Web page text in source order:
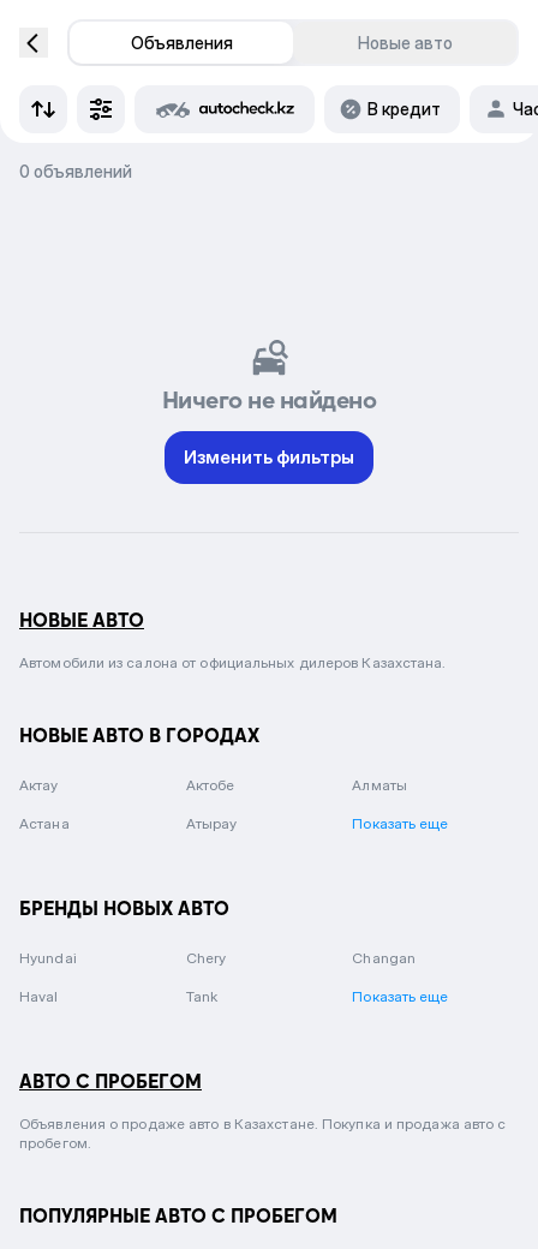
Объявления Новые авто
В кредит
0 объявлений
Ничего не найдено
Изменить фильтры
НОВЫЕ АВТО
Автомобили из салона от официальных дилеров Казахстана.
НОВЫЕ АВТО В ГОРОДАХ
Актау Актобе Алматы
Астана Атырау Показать еще
БРЕНДЫ НОВЫХ АВТО
Hyundai Chery Changan
Haval Tank Показать еще
АВТО С ПРОБЕГОМ
Объявления о продаже авто в Казахстане. Покупка и продажа авто с
пробегом.
ПОПУЛЯРНЫЕ АВТО С ПРОБЕГОМ